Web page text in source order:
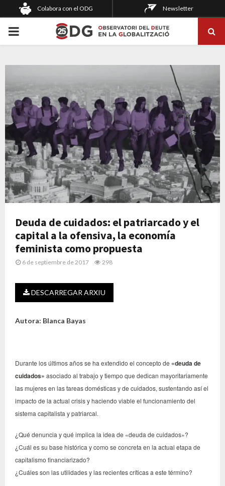
Colabora con el ODG Newsletter
PRIMARY
Deuda de cuidados: el patriarcado y el
capital a la ofensiva, la economía
feminista como propuesta
6 de septiembre de 2017 298
DESCARREGAR ARXIU
Autora: Blanca Bayas
Durante los últimos años se ha extendido el concepto de «deuda de
cuidados» asociado al trabajo y tiempo que dedican mayoritariamente
las mujeres en las tareas domésticas y de cuidados, sustentando así el
impacto de la actual crisis y haciendo viable el funcionamiento del
sistema capitalista y patriarcal.
¿Qué denuncia y qué implica la idea de «deuda de cuidados»?
¿Cuál es su base histórica y como se concreta en la actual etapa de
capitalismo financiarizado?
¿Cuáles son las utilidades y las recientes críticas a este término?